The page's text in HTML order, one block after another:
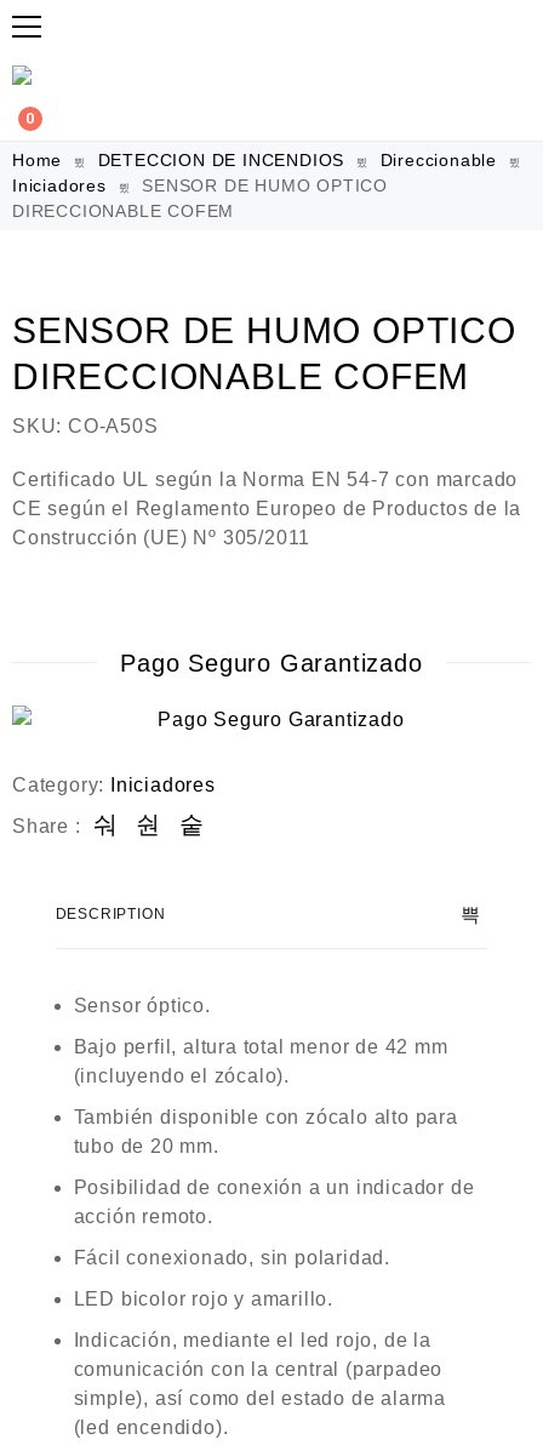
0
Home DETECCION DE INCENDIOS
Direccionable
Iniciadores
SENSOR DE HUMO OPTICO
DIRECCIONABLE COFEM
SENSOR DE HUMO OPTICO
DIRECCIONABLE COFEM
SKU: CO-A50S
Certificado UL según la Norma EN 54-7 con marcado
CE según el Reglamento Europeo de Productos de la
Construcción (UE) Nº 305/2011
Pago Seguro Garantizado
Category:
Iniciadores
Share :
DESCRIPTION
Sensor óptico.
Bajo perfil, altura total menor de 42 mm
(incluyendo el zócalo).
También disponible con zócalo alto para
tubo de 20 mm.
Posibilidad de conexión a un indicador de
acción remoto.
Fácil conexionado, sin polaridad.
LED bicolor rojo y amarillo.
Indicación, mediante el led rojo, de la
comunicación con la central (parpadeo
simple), así como del estado de alarma
(led encendido).